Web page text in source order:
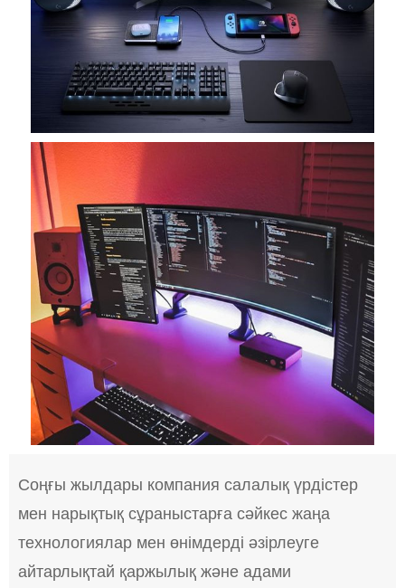
Соңғы жылдары компания салалық үрдістер
мен нарықтық сұраныстарға сәйкес жаңа
технологиялар мен өнімдерді әзірлеуге
айтарлықтай қаржылық және адами